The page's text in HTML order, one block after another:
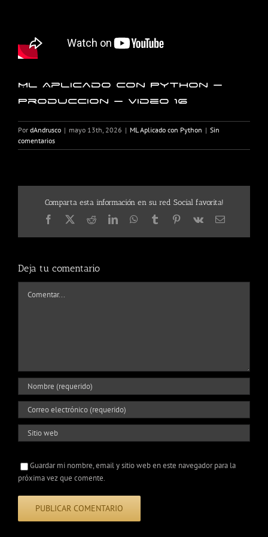
ML Aplicado con Python –
Produccion – Video 16
Por dAndrusco | mayo 13th, 2026 | ML Aplicado con Python | Sin
comentarios
Comparta esta información en su red Social favorita!
Facebook
X RedditLinkedInWhatsApp
TumblrPinterest
Vk
Correo
Deja tu comentario
Guardar mi nombre, email y sitio web en este navegador para la
próxima vez que comente.